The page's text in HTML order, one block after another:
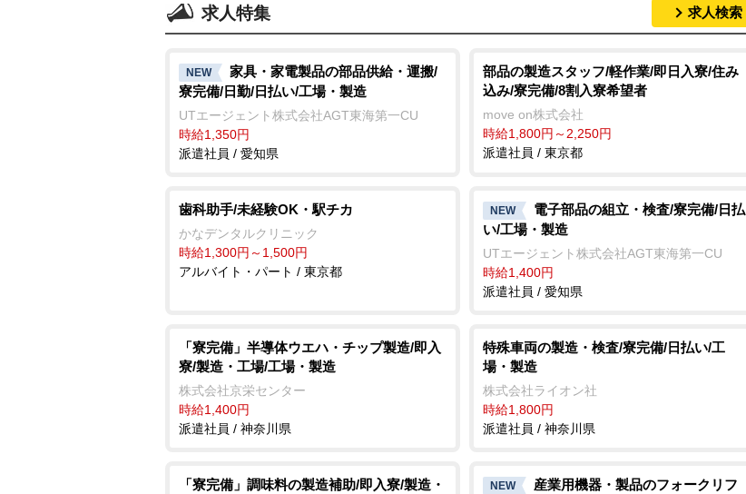
求人特集 求人検索
NEW
家具・家電製品の部品供給・運搬/
寮完備/日勤/日払い/工場・製造
UTエージェント株式会社AGT東海第一CU
時給1,350円
派遣社員 / 愛知県
部品の製造スタッフ/軽作業/即日入寮/住み
込み/寮完備/8割入寮希望者
move on株式会社
時給1,800円～2,250円
派遣社員 / 東京都
歯科助手/未経験OK・駅チカ
かなデンタルクリニック
時給1,300円～1,500円
アルバイト・パート / 東京都
NEW
電子部品の組立・検査/寮完備/日払
い/工場・製造
UTエージェント株式会社AGT東海第一CU
時給1,400円
派遣社員 / 愛知県
「寮完備」半導体ウエハ・チップ製造/即入
寮/製造・工場/工場・製造
株式会社京栄センター
時給1,400円
派遣社員 / 神奈川県
特殊車両の製造・検査/寮完備/日払い/工
場・製造
株式会社ライオン社
時給1,800円
派遣社員 / 神奈川県
「寮完備」調味料の製造補助/即入寮/製造・
NEW
産業用機器・製品のフォークリフ